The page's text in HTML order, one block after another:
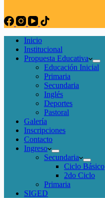
Inicio
Institucional
Propuesta Educativa
Educación Inicial
Primaria
Secundaria
Inglés
Deportes
Pastoral
Galería
Inscripciones
Contacto
Ingreso
Secundaria
Ciclo Básico
2do Ciclo
Primaria
SIGED